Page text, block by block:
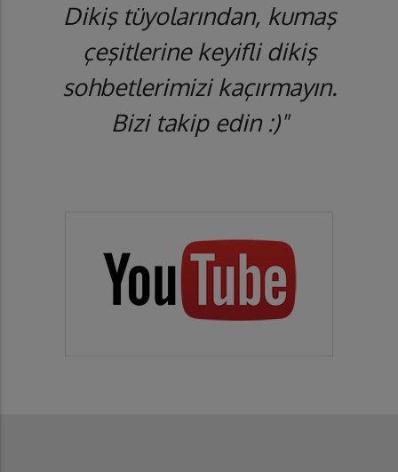
Dikiş tüyolarından, kumaş
çeşitlerine keyifli dikiş
sohbetlerimizi kaçırmayın.
Bizi takip edin :)"